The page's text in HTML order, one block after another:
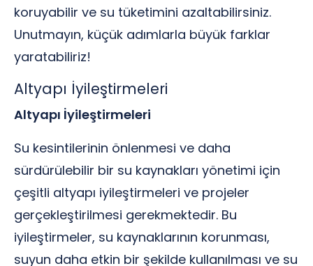
koruyabilir ve su tüketimini azaltabilirsiniz.
Unutmayın, küçük adımlarla büyük farklar
yaratabiliriz!
Altyapı İyileştirmeleri
Altyapı İyileştirmeleri
Su kesintilerinin önlenmesi ve daha
sürdürülebilir bir su kaynakları yönetimi için
çeşitli altyapı iyileştirmeleri ve projeler
gerçekleştirilmesi gerekmektedir. Bu
iyileştirmeler, su kaynaklarının korunması,
suyun daha etkin bir şekilde kullanılması ve su